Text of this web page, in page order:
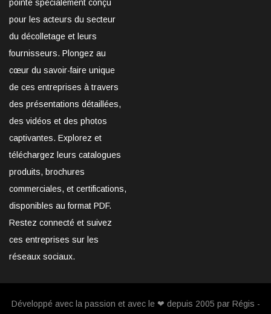
pointe spécialement conçu
pour les acteurs du secteur
du décolletage et leurs
fournisseurs. Plongez au
cœur du savoir-faire unique
de ces entreprises à travers
des présentations détaillées,
des vidéos et des photos
captivantes. Explorez et
téléchargez leurs catalogues
produits, brochures
commerciales, et certifications,
disponibles au format PDF.
Restez connecté et suivez
ces entreprises sur les
réseaux sociaux.
Développé avec la passion et avec le ❤ depuis 2005 par Régis -